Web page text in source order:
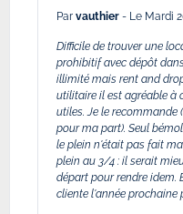
Par vauthier - Le Mardi
Difficile de trouver une
prohibitif avec dépôt
illimité mais rent and
utilitaire il est agréable à
utiles. Je le recommande
pour ma part). Seul
le plein n'était pas fait
plein au 3/4 : il serait
départ pour rendre idem.
cliente l'année prochaine